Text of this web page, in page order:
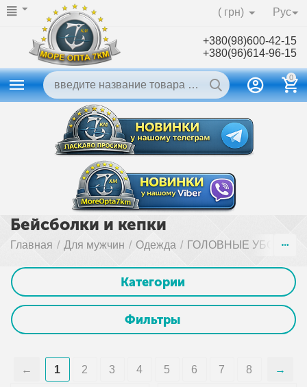
Рус
( грн)
+380(98)600-42-15
+380(96)614-96-15
0
Бейсболки и кепки
Главная / Для мужчин / Одежда / ГОЛОВНЫЕ УБОРЫ
Категории
Фильтры
1 2 3 4 5 6 7 8